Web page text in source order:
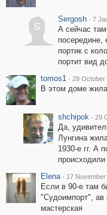
S
Sergosh · 7
А сейчас
посередине,
портик с
портит вид
tomos1 · 29 October
В этом доме
shchipok · 29
Да,
Лунгина
1930-е гг. А
Elena · 17
Если в 90-е там
"Судоимпорт", ав
мастерская